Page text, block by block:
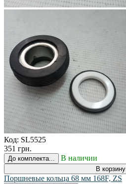
Код: SL5525
351 грн.
До комплекта... В наличии
В корзину
Поршневые кольца 68 мм 168F, ZS